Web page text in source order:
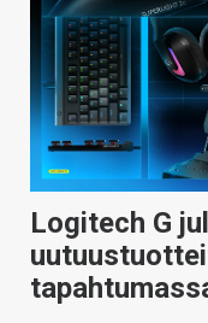
HINTA.FI
KAUPPA
VAIHDA TEEMA
HAKU
Logitech G